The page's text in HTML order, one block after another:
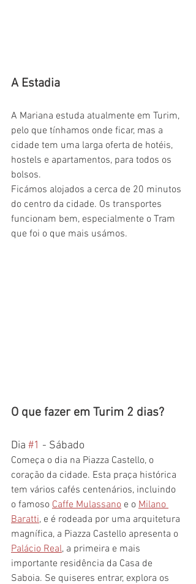
A Estadia
A Mariana estuda atualmente em Turim,
pelo que tínhamos onde ficar, mas a
cidade tem uma larga oferta de hotéis,
hostels e apartamentos, para todos os
bolsos.
Ficámos alojados a cerca de 20 minutos
do centro da cidade. Os transportes
funcionam bem, especialmente o Tram
que foi o que mais usámos.
O que fazer em Turim 2 dias?
Dia #1 - Sábado
Começa o dia na Piazza Castello, o
coração da cidade. Esta praça histórica
tem vários cafés centenários, incluindo
o famoso Caffe Mulassano e o Milano
Baratti, e é rodeada por uma arquitetura
magnífica, a Piazza Castello apresenta o
Palácio Real, a primeira e mais
importante residência da Casa de
Saboia. Se quiseres entrar, explora os